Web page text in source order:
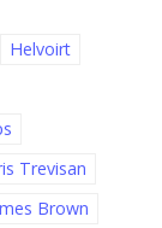
Helvoirt
Trevisan
Brown